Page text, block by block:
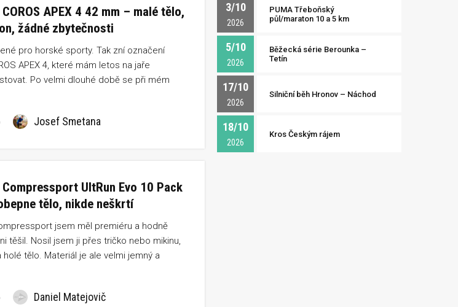
APEX 4 42 mm – malé tělo,
žádné zbytečnosti
pro horské sporty. Tak zní označení
APEX 4, které mám letos na jaře
Po velmi dlouhé době se při mém
se na mém zápěstí v poslední době
Josef Smetana
Compressport UltRun Evo 10 Pack
tělo, nikde neškrtí
jsem měl premiéru a hodně
těšil. Nosil jsem ji přes tričko nebo mikinu,
holé tělo. Materiál je ale velmi jemný a
Daniel Matejovič
3/10
2026
PUMA Třeboňský
půl/maraton 10 a 5 km
5/10
2026
Běžecká série Berounka –
Tetín
17/10
2026
Silniční běh Hronov – Náchod
18/10
2026
Kros Českým rájem